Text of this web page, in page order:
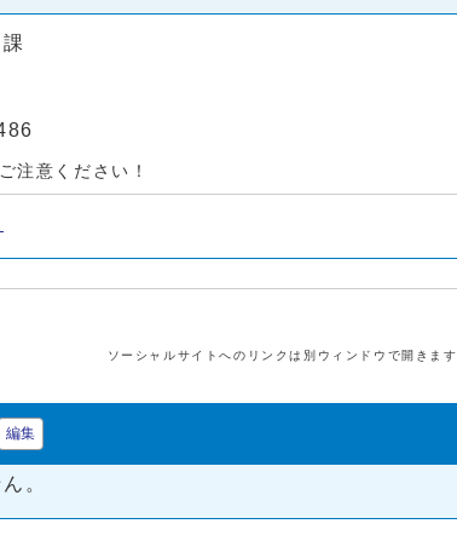
注意ください！
ソーシャルサイトへのリンクは別ウィンドウで開きます
編集
。